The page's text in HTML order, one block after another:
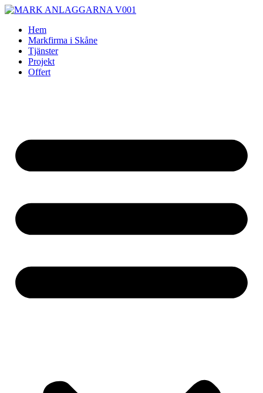
Skip
contentHem
Markfirma i Skåne
Tjänster
Projekt
Offert